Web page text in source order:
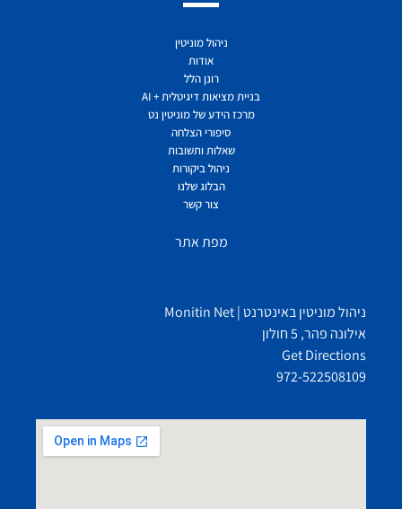
ניהול מוניטין
אודות
רונן הלל
בניית מציאות דיגיטלית + AI
מרכז הידע של מוניטין נט
סיפורי הצלחה
שאלות ותשובות
ניהול ביקורות
הבלוג שלנו
צור קשר
מפת אתר
ניהול מוניטין באינטרנט | Monitin Net
אילונה פהר, 5 חולון
Get Directions
972-522508109